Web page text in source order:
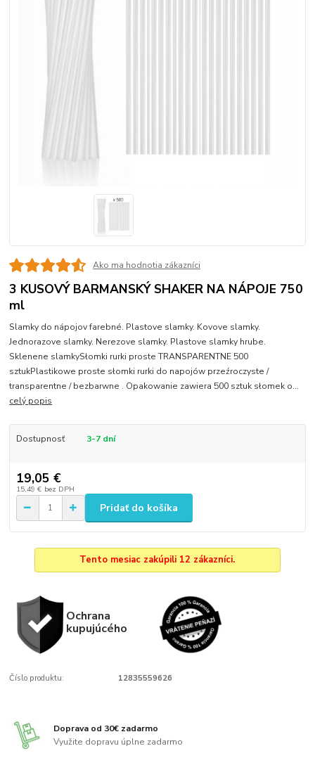
Ako ma hodnotia zákazníci
3 KUSOVÝ BARMANSKÝ SHAKER NA NÁPOJE 750
ml
Slamky do nápojov farebné. Plastove slamky. Kovove slamky.
Jednorazove slamky. Nerezove slamky. Plastove slamky hrube.
Sklenene slamkySłomki rurki proste TRANSPARENTNE 500
sztukPlastikowe proste słomki rurki do napojów przeźroczyste /
transparentne / bezbarwne . Opakowanie zawiera 500 sztuk słomek o...
celý popis
Dostupnosť 3-7 dní
19,05 €
15,49 € bez DPH
Pridať do košíka
Tento mesiac zakúpili 12 zákazníci.
Ochrana
kupujúcého
Číslo produktu: 12835559626
Doprava od 30€ zadarmo
Využite dopravu úplne zadarmo